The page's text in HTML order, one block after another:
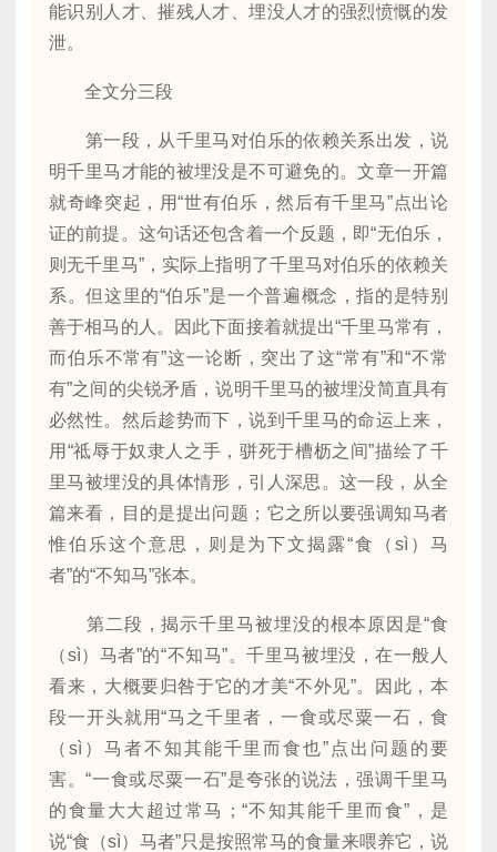
能识别人才、摧残人才、埋没人才的强烈愤慨的发
泄。
全文分三段
第一段，从千里马对伯乐的依赖关系出发，说
明千里马才能的被埋没是不可避免的。文章一开篇
就奇峰突起，用“世有伯乐，然后有千里马”点出论
证的前提。这句话还包含着一个反题，即“无伯乐，
则无千里马”，实际上指明了千里马对伯乐的依赖关
系。但这里的“伯乐”是一个普遍概念，指的是特别
善于相马的人。因此下面接着就提出“千里马常有，
而伯乐不常有”这一论断，突出了这“常有”和“不常
有”之间的尖锐矛盾，说明千里马的被埋没简直具有
必然性。然后趁势而下，说到千里马的命运上来，
用“祗辱于奴隶人之手，骈死于槽枥之间”描绘了千
里马被埋没的具体情形，引人深思。这一段，从全
篇来看，目的是提出问题；它之所以要强调知马者
惟伯乐这个意思，则是为下文揭露“食（sì）马
者”的“不知马”张本。
第二段，揭示千里马被埋没的根本原因是“食
（sì）马者”的“不知马”。千里马被埋没，在一般人
看来，大概要归咎于它的才美“不外见”。因此，本
段一开头就用“马之千里者，一食或尽粟一石，食
（sì）马者不知其能千里而食也”点出问题的要
害。“一食或尽粟一石”是夸张的说法，强调千里马
的食量大大超过常马；“不知其能千里而食”，是
说“食（sì）马者”只是按照常马的食量来喂养它，说